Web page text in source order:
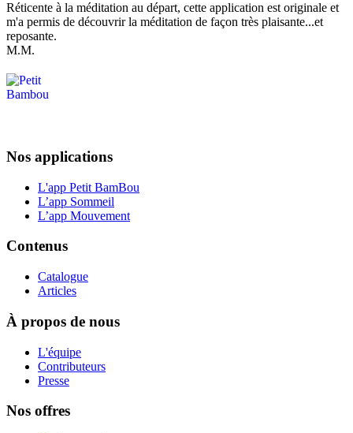
Réticente à la méditation au départ, cette application est originale et
m'a permis de découvrir la méditation de façon très plaisante...et
reposante.
M.M.
Nos applications
L'app Petit BamBou
L’app Sommeil
L’app Mouvement
Contenus
Catalogue
Articles
À propos de nous
L'équipe
Contributeurs
Presse
Nos offres